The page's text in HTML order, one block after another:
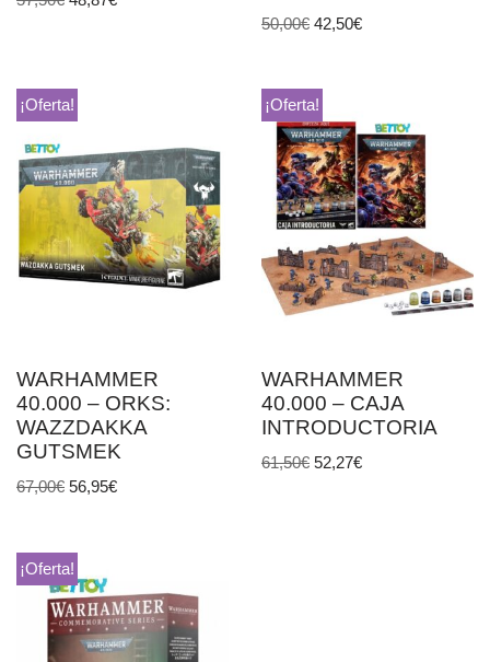
50,00€ 42,50€
¡Oferta!
WARHAMMER
40.000 – ORKS:
WAZZDAKKA
GUTSMEK
67,00€ 56,95€
¡Oferta!
WARHAMMER
40.000 – CAJA
INTRODUCTORIA
61,50€ 52,27€
¡Oferta!